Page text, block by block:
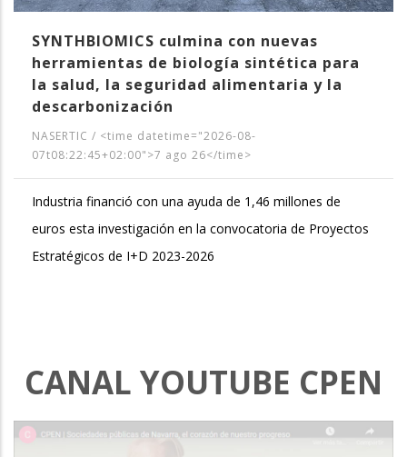
SYNTHBIOMICS culmina con nuevas
herramientas de biología sintética para
la salud, la seguridad alimentaria y la
descarbonización
NASERTIC / <time datetime="2026-08-
07t08:22:45+02:00">7 ago 26</time>
Industria financió con una ayuda de 1,46 millones de
euros esta investigación en la convocatoria de Proyectos
Estratégicos de I+D 2023-2026
CANAL YOUTUBE CPEN